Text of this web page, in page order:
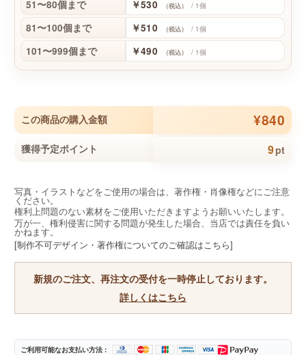
51〜80個まで ￥530 （税込） / 1個
81〜100個まで ￥510 （税込） / 1個
101〜999個まで ￥490 （税込） / 1個
この商品の購入金額 ¥840
獲得予定ポイント 9pt
写真・イラストなどをご使用の場合は、著作権・肖像権などにご注意
ください。
権利上問題のない素材をご使用いただきますようお願いいたします。
万が一、権利侵害に関する問題が発生した場合、当店では責任を負い
かねます。
[制作不可デザイン・著作権についてのご確認はこちら]
新規のご注文、再注文の受付を一時停止しております。
詳しくはこちら
ご利用可能なお支払い方法 :